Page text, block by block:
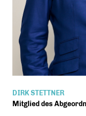
DIRK STETTNER
Mitglied des